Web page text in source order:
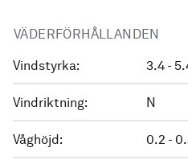
VÄDERFÖRHÅLLANDEN
Vindstyrka: 3.4 -
Vindriktning: N
Våghöjd: 0.2 -